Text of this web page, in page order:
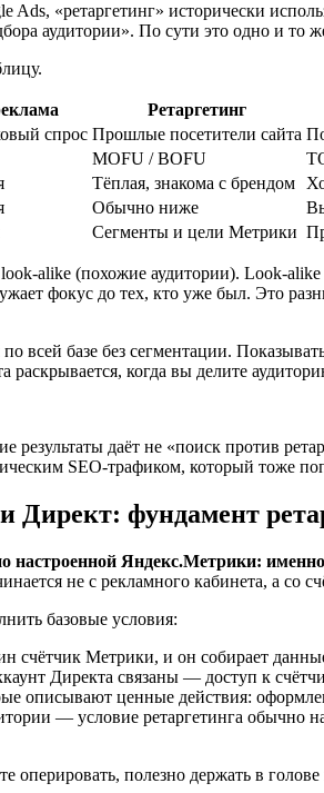
Ads, «ретаргетинг» исторически
аудитории». По сути это одно и то
Ретаргетинг
спрос Прошлые посетители сайта
MOFU / BOFU
Тёплая, знакома с брендом
Обычно ниже
Сегменты и цели Метрики
look-alike (похожие аудитории). Look-
фокус до тех, кто уже был. Это
всей базе без сегментации.
раскрывается, когда вы делите
результаты даёт не «поиск против
SEO-трафиком, который тоже
Директ: фундамент
настроенной Яндекс.Метрики:
не с рекламного кабинета, а со
базовые условия:
счётчик Метрики, и он собирает
Директа связаны — доступ к
описывают ценные действия:
— условие ретаргетинга обычно
полезно держать в